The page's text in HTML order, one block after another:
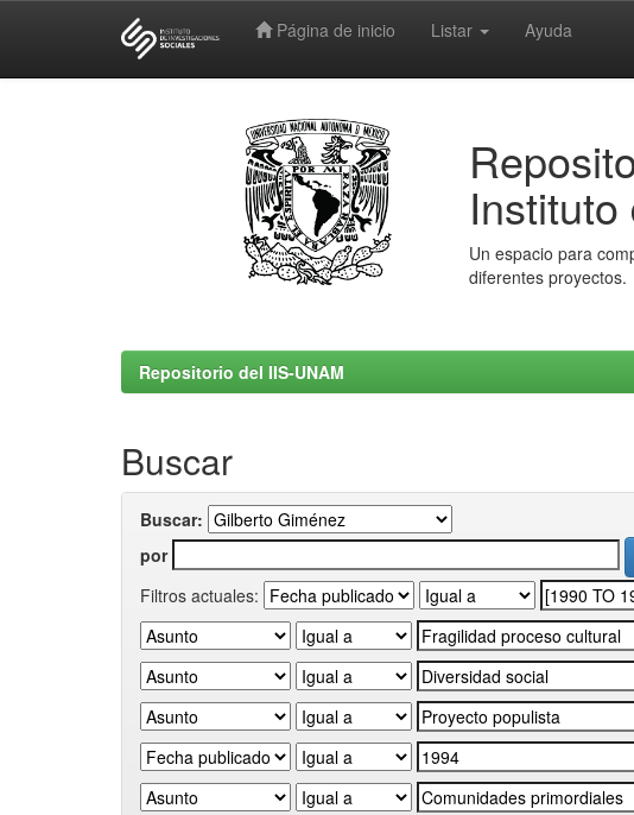
Página de inicio Listar Ayuda
Un espacio para
diferentes proyectos.
Repositorio del IIS-UNAM
Buscar
Buscar:
por
Filtros actuales: